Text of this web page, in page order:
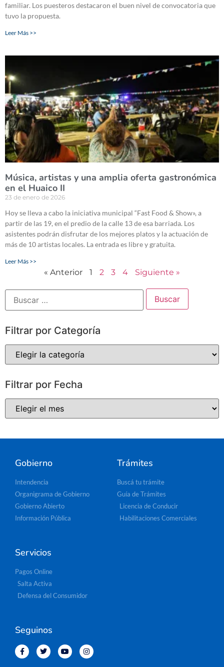
familiar. Los puesteros destacaron el buen nivel de convocatoria que
tuvo la propuesta.
Leer Más >>
Música, artistas y una amplia oferta gastronómica
en el Huaico II
23 de enero de 2026
Hoy se lleva a cabo la iniciativa municipal “Fast Food & Show», a
partir de las 19, en el predio de la calle 13 de esa barriada. Los
asistentes podrán disfrutar de los mejores platos y la actuación de
más de 10 artistas locales. La entrada es libre y gratuita.
Leer Más >>
« Anterior 1 2 3 4 Siguiente »
Filtrar por Categoría
Filtrar por Fecha
Gobierno
Intendencia
Organigrama de Gobierno
Gobierno Abierto
Información Pública
Trámites
Buscá tu trámite
Guía de Trámites
Licencia de Conducir
Habilitaciones Comerciales
Servicios
Pagos Online
Salta Activa
Defensa del Consumidor
Seguinos